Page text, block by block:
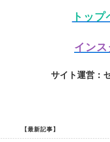
トッ
イン
サイト運営：
【最新記事】